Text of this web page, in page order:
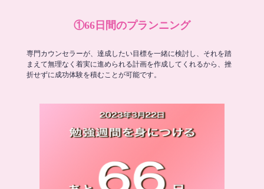
①66日間のプランニング
専門カウンセラーが、達成したい目標を一緒に検討し、それを踏
まえて無理なく着実に進められる計画を作成してくれるから、挫
折せずに成功体験を積むことが可能です。